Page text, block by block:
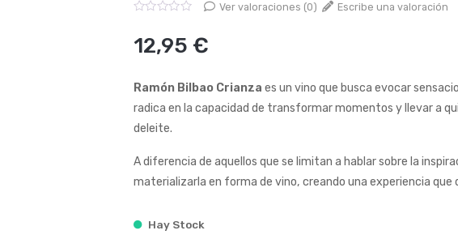
0
de
Ver valoraciones (0) Escribe una valoración
12,95 €
Ramón Bilbao Crianza es un vino que busca evocar
radica en la capacidad de transformar momentos y llevar a
deleite.
A diferencia de aquellos que se limitan a hablar sobre la
materializarla en forma de vino, creando una experiencia que
Hay Stock